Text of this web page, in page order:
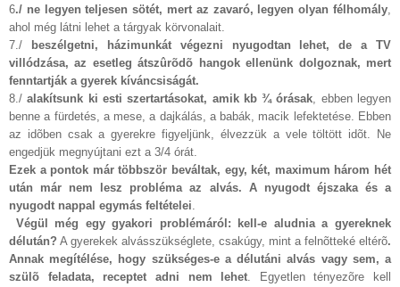
6./ ne legyen teljesen sötét, mert az zavaró, legyen olyan félhomály,
ahol még látni lehet a tárgyak körvonalait.
7./
beszélgetni, házimunkát végezni nyugodtan lehet, de a TV
villódzása, az esetleg átszûrõdõ hangok ellenünk dolgoznak, mert
fenntartják a gyerek kíváncsiságát.
8./alakítsunk ki esti szertartásokat, amik kb ¾ órásak, ebben legyen
benne a fürdetés, a mese, a dajkálás, a babák, macik lefektetése. Ebben
az idõben csak a gyerekre figyeljünk, élvezzük a vele töltött idõt. Ne
engedjük megnyújtani ezt a 3/4 órát.
Ezek a pontok már többször beváltak, egy, két, maximum három hét
után már nem lesz probléma az alvás. A nyugodt éjszaka és a
nyugodt nappal egymás feltételei.
Végül még egy gyakori problémáról: kell-e aludnia a gyereknek
délután? A gyerekek alvásszükséglete, csakúgy, mint a felnõtteké eltérõ.
Annak megítélése, hogy szükséges-e a délutáni alvás vagy sem, a
szülõ feladata, receptet adni nem lehet. Egyetlen tényezõre kell